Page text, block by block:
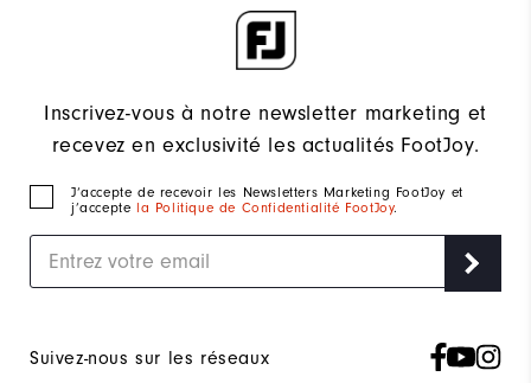
Inscrivez-vous à notre newsletter marketing et
recevez en exclusivité les actualités FootJoy.
J‘accepte de recevoir les Newsletters Marketing FootJoy et
j’accepte
la Politique de Confidentialité FootJoy.
Suivez-nous sur les réseaux